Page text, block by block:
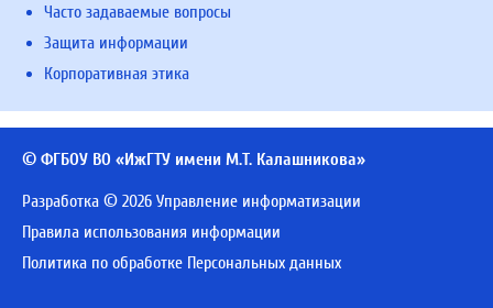
Часто задаваемые вопросы
Защита информации
Корпоративная этика
© ФГБОУ ВО «ИжГТУ имени М.Т. Калашникова»
Разработка © 2026 Управление информатизации
Правила использования информации
Политика по обработке Персональных данных